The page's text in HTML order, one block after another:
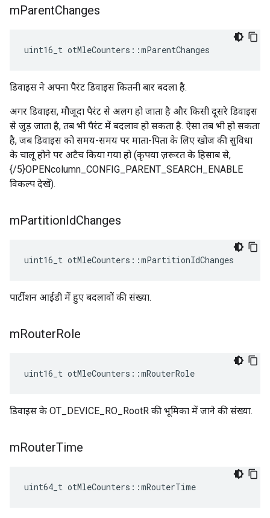
mParentChanges
uint16_t otMleCounters ::mParentChanges
डिवाइस ने अपना पैरंट डिवाइस कितनी बार बदला है.
अगर डिवाइस, मौजूदा पैरंट से अलग हो जाता है और किसी दूसरे डिवाइस
से जुड़ जाता है, तब भी पैरंट में बदलाव हो सकता है. ऐसा तब भी हो सकता
है, जब डिवाइस को समय-समय पर माता-पिता के लिए खोज की सुविधा
के चालू होने पर अटैच किया गया हो (कृपया ज़रूरत के हिसाब से,
{/5}OPENcolumn_CONFIG_PARENT_SEARCH_ENABLE
विकल्प देखें).
mPartitionIdChanges
uint16_t otMleCounters ::mPartitionIdChanges
पार्टीशन आईडी में हुए बदलावों की संख्या.
mRouterRole
uint16_t otMleCounters ::mRouterRole
डिवाइस के OT_DEVICE_RO_RootR की भूमिका में जाने की संख्या.
mRouterTime
uint64_t otMleCounters ::mRouterTime